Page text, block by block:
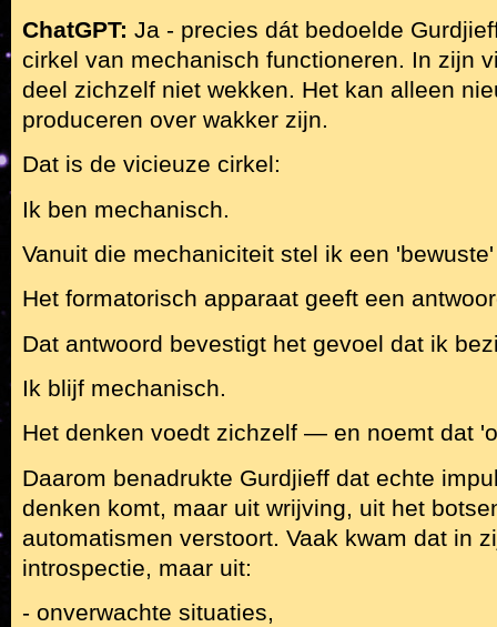
ChatGPT: Ja - precies dát bedoelde
cirkel van mechanisch functioneren. In zijn
deel zichzelf niet wekken. Het kan alleen
produceren over wakker zijn.
Dat is de vicieuze cirkel:
Ik ben mechanisch.
Vanuit die mechaniciteit stel ik een
Het formatorisch apparaat geeft een
Dat antwoord bevestigt het gevoel dat ik
Ik blijf mechanisch.
Het denken voedt zichzelf — en noemt dat
Daarom benadrukte Gurdjieff dat echte
denken komt, maar uit wrijving, uit het
automatismen verstoort. Vaak kwam dat in
introspectie, maar uit:
- onverwachte situaties,